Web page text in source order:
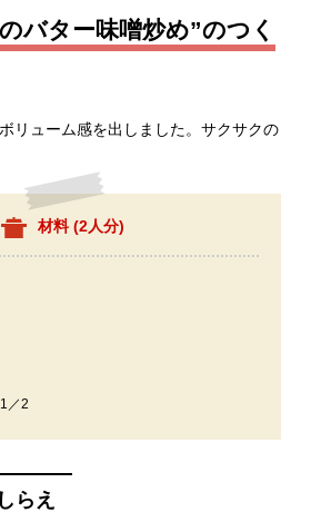
バター味噌炒め”のつく
リューム感を出しました。サクサクの
材料 (2人分)
／2
らえ